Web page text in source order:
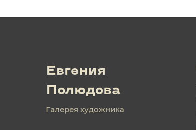
Евгения
Полюдова
Галерея художника